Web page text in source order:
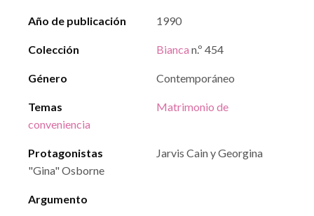
Año de publicación 1990
Colección Bianca n.º 454
Género Contemporáneo
Temas
Matrimonio de
conveniencia
Protagonistas
Jarvis Cain y Georgina
"Gina" Osborne
Argumento